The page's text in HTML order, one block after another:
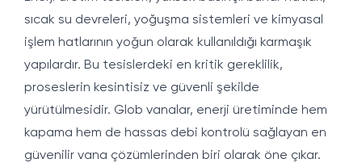
sıcak su devreleri, yoğuşma sistemleri ve kimyasal
işlem hatlarının yoğun olarak kullanıldığı karmaşık
yapılardır. Bu tesislerdeki en kritik gereklilik,
proseslerin kesintisiz ve güvenli şekilde
yürütülmesidir. Glob vanalar, enerji üretiminde hem
kapama hem de hassas debi kontrolü sağlayan en
güvenilir vana çözümlerinden biri olarak öne çıkar.